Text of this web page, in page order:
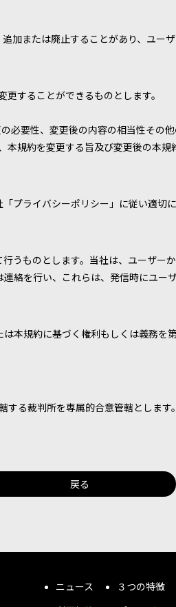
加または廃止することがあり、ユー
することができるものとします。
必要性、変更後の内容の相当性その
規約を変更する旨及び変更後の本規
プライバシーポリシー」に従い適切に
うものとします。当社は、ユーザー
絡を行い、これらは、発信時にユー
本規約に基づく権利もしくは義務を
る裁判所を専属的合意管轄とします。
戻る
ニュース ３つの特徴